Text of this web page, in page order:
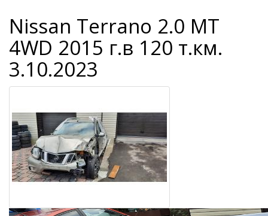
Nissan Terrano 2.0 MT
4WD 2015 г.в 120 т.км.
3.10.2023